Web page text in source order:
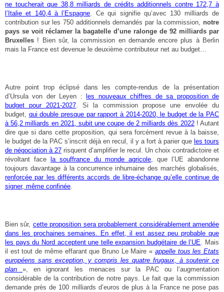
ne toucherait que 38,8 milliards de crédits additionnels contre 172,7 à
l’Italie et 140,4 à l’Espagne. Ce qui signifie qu’avec 130 milliards de
contribution sur les 750 additionnels demandés par la commission, notre
pays se voit réclamer la bagatelle d’une ralonge de 92 milliards par
Bruxelles ! Bien sûr, la commission en demande encore plus à Berlin
mais la France est devenue le deuxième contributeur net au budget…
Autre point trop éclipsé dans les compte-rendus de la présentation
d’Ursula von der Leyen :
les nouveaux chiffres de sa proposition de
budget pour 2021-2027. Si la commission propose une envolée du
budget, qui double presque par rapport à 2014-2020, le budget de la PAC
à 56,2 milliards en 2021, subit une coupe de 2 milliards dès 2022! Autant
dire que si dans cette proposition, qui sera forcément revue à la baisse,
le budget de la PAC s’inscrit déjà en recul, il y a fort à parier que les tours
de négociation à 27 risquent d’amplifier le recul. Un choix contradictoire et
révoltant face
la souffrance du monde agricole, que l’UE abandonne
toujours davantage à la concurrence inhumaine des marchés globalisés,
renforcée par les différents accords de libre-échange qu’elle continue de
signer, même confinée.
Bien sûr, cette proposition sera probablement considérablement amendée
dans les prochaines semaines. En effet, il est assez peu probable que
les pays du Nord acceptent une telle expansion budgétaire de l’UE. Mais
il est tout de même effarant que Bruno Le Maire « appelle tous les Etats
européens sans exception, y compris les quatre frugaux, à soutenir ce
plan
», en ignorant les menaces sur la PAC ou l’augmentation
considérable de la contribution de notre pays. Le fait que la commission
demande près de 100 milliards d’euros de plus à la France ne pose pas